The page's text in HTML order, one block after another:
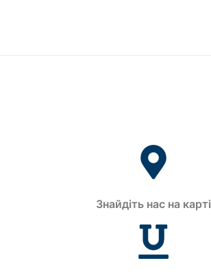
Знайдіть нас на карті